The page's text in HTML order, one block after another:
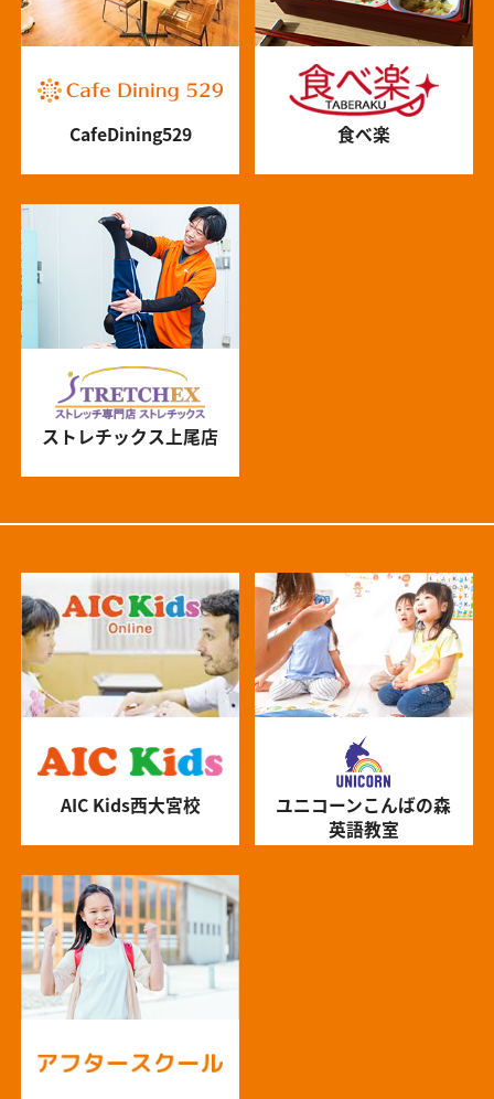
CafeDining529 食べ楽
ストレチックス上尾店
AIC Kids西大宮校
ユニコーンこんばの森
英語教室